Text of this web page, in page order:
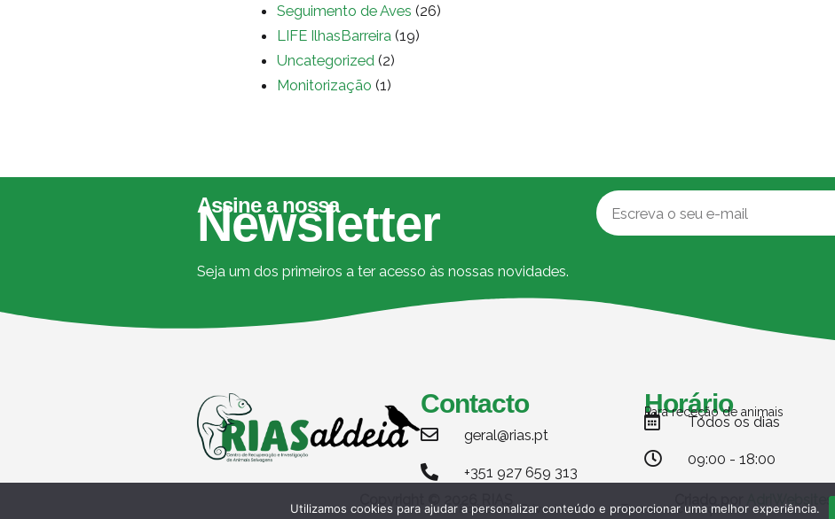
Seguimento de Aves (26)
LIFE IlhasBarreira (19)
Uncategorized (2)
Monitorização (1)
Assine a nossa
Newsletter
Seja um dos primeiros a ter acesso às nossas novidades.
Contacto
geral@rias.pt
+351 927 659 313
Horário
Para receção de animais
Todos os dias
09:00 - 18:00
Copyright © 2026 RIAS Criado por AdriWebsites
Politica de Privacidade Termos e condições
Utilizamos cookies para ajudar a personalizar conteúdo e proporcionar uma melhor experiência.